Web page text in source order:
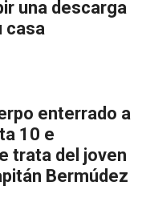
una descarga
casa
enterrado a
10 e
trata del joven
Bermúdez